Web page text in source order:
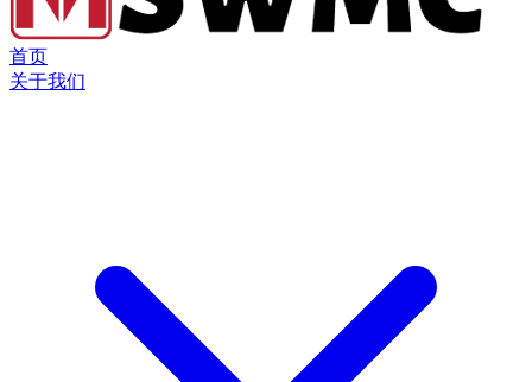
首页
关于我们